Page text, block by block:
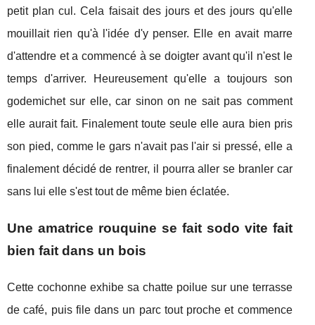
petit plan cul. Cela faisait des jours et des jours qu'elle
mouillait rien qu'à l'idée d'y penser. Elle en avait marre
d'attendre et a commencé à se doigter avant qu'il n'est le
temps d'arriver. Heureusement qu'elle a toujours son
godemichet sur elle, car sinon on ne sait pas comment
elle aurait fait. Finalement toute seule elle aura bien pris
son pied, comme le gars n'avait pas l'air si pressé, elle a
finalement décidé de rentrer, il pourra aller se branler car
sans lui elle s'est tout de même bien éclatée.
Une amatrice rouquine se fait sodo vite fait
bien fait dans un bois
Cette cochonne exhibe sa chatte poilue sur une terrasse
de café, puis file dans un parc tout proche et commence